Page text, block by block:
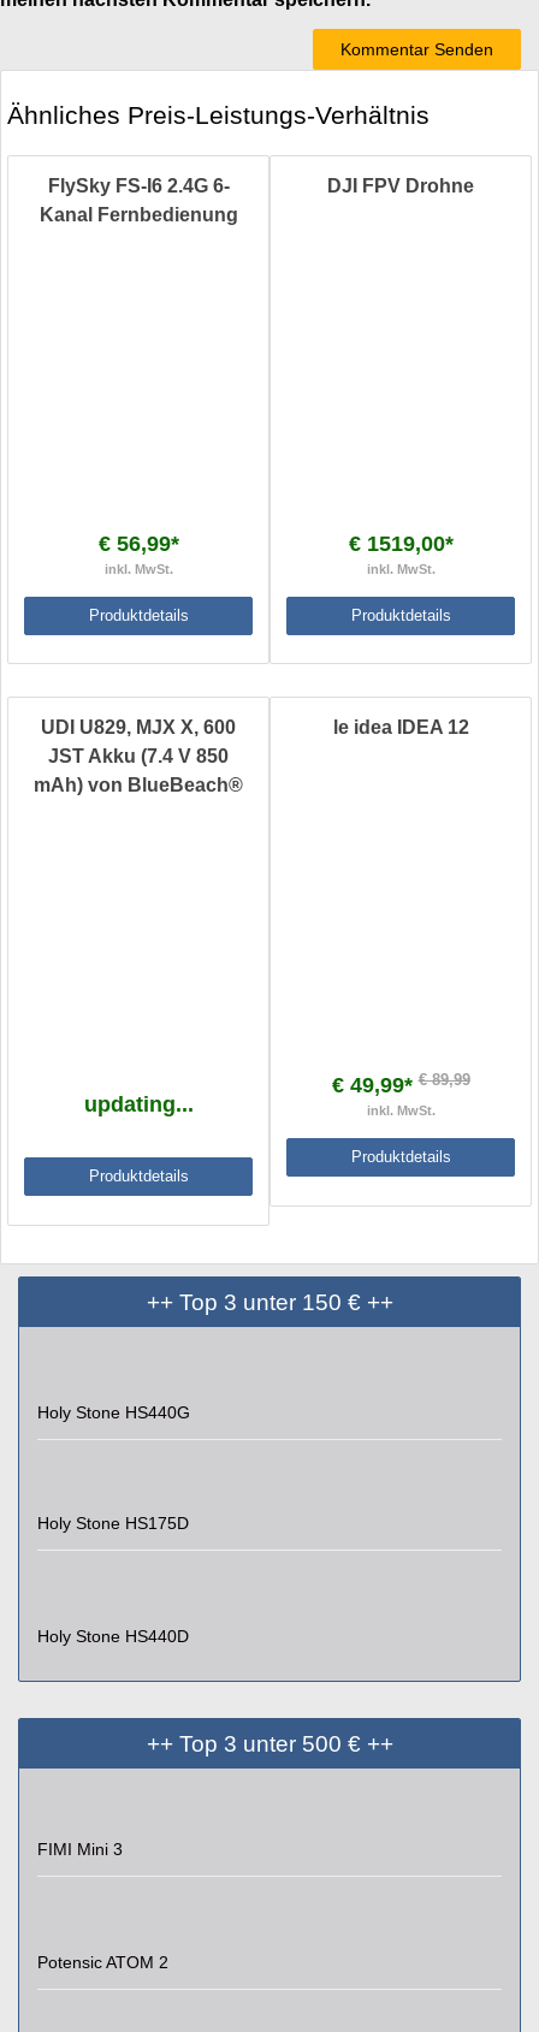
Ähnliches Preis-Leistungs-Verhältnis
FlySky FS-I6 2.4G 6-
Kanal Fernbedienung
€ 56,99*
inkl. MwSt.
Produktdetails
DJI FPV Drohne
€ 1519,00*
inkl. MwSt.
Produktdetails
UDI U829, MJX X, 600
JST Akku (7.4 V 850
mAh) von BlueBeach®
updating...
Produktdetails
le idea IDEA 12
€ 49,99* € 89,99
inkl. MwSt.
Produktdetails
++ Top 3 unter 150 € ++
Holy Stone HS440G
Holy Stone HS175D
Holy Stone HS440D
++ Top 3 unter 500 € ++
FIMI Mini 3
Potensic ATOM 2